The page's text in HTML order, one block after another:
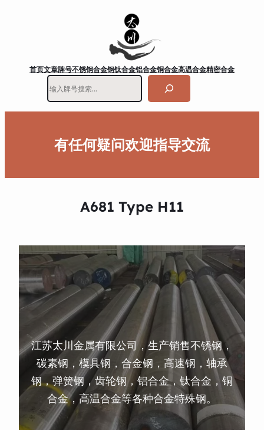
首页文章牌号不锈钢合金钢钛合金铝合金铜合金高温合金精密合金
有任何疑问欢迎指导交流
A681 Type H11
江苏太川金属有限公司，生产销售不锈钢，
碳素钢，模具钢，合金钢，高速钢，轴承
钢，弹簧钢，齿轮钢，铝合金，钛合金，铜
合金，高温合金等各种合金特殊钢。